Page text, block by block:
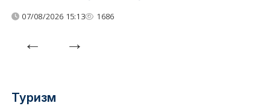
07/08/2026 15:13 1686
Туризм